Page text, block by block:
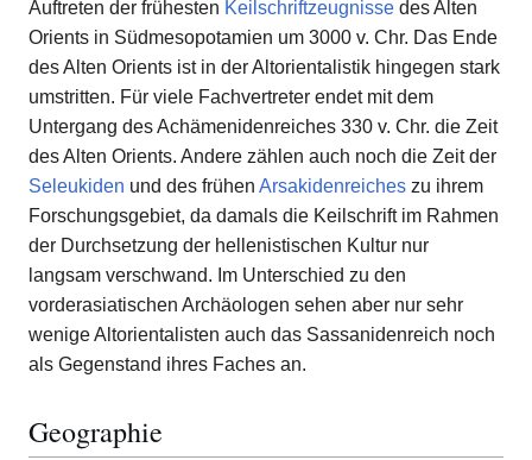
Auftreten der frühesten Keilschriftzeugnisse des Alten
Orients in Südmesopotamien um 3000 v. Chr. Das Ende
des Alten Orients ist in der Altorientalistik hingegen stark
umstritten. Für viele Fachvertreter endet mit dem
Untergang des Achämenidenreiches 330 v. Chr. die Zeit
des Alten Orients. Andere zählen auch noch die Zeit der
Seleukiden und des frühen Arsakidenreiches zu ihrem
Forschungsgebiet, da damals die Keilschrift im Rahmen
der Durchsetzung der hellenistischen Kultur nur
langsam verschwand. Im Unterschied zu den
vorderasiatischen Archäologen sehen aber nur sehr
wenige Altorientalisten auch das Sassanidenreich noch
als Gegenstand ihres Faches an.
Geographie